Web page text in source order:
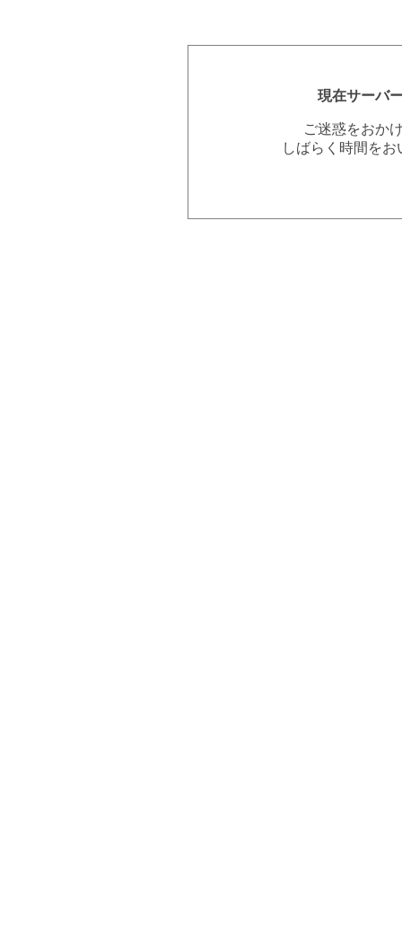
現在サーバ
ご迷惑をおか
しばらく時間を